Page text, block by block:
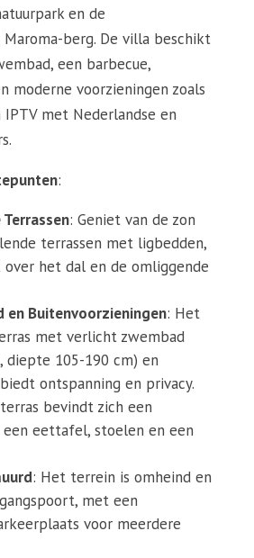
en de
berg. De villa beschikt
een barbecue,
moderne voorzieningen zoals
met Nederlandse en
:
: Geniet van de zon
terrassen met ligbedden,
het dal en de omliggende
en Buitenvoorzieningen: Het
met verlicht zwembad
diepte 105-190 cm) en
ontspanning en privacy.
bevindt zich een
eettafel, stoelen en een
: Het terrein is omheind en
met een
voor meerdere